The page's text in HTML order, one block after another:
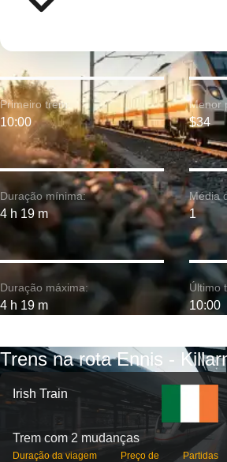
Duração mínima:
4 h 19 m
Primeiro trem:
10:00
Duração máxima:
4 h 19 m
Menor
$34
Média
1
Último
10:00
Trens na rota Ennis -
Irish Train
Trem com 2 mudanças
Duração da viagem Preço de Partidas